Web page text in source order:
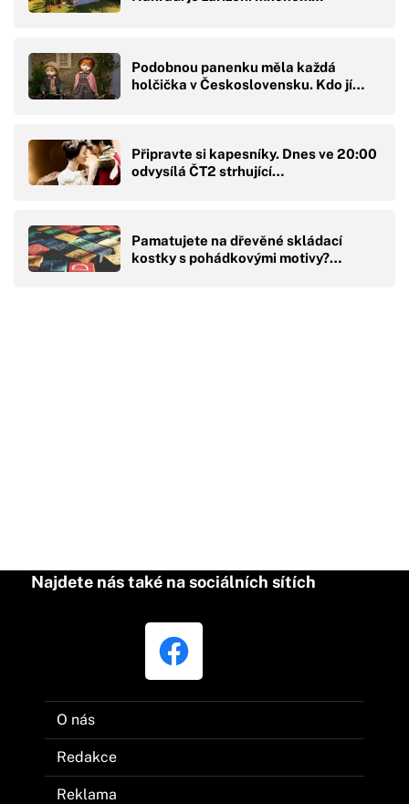
Podobnou panenku měla každá
holčička v Československu. Kdo jí…
Připravte si kapesníky. Dnes ve 20:00
odvysílá ČT2 strhující…
Pamatujete na dřevěné skládací
kostky s pohádkovými motivy?…
Najdete nás také na sociálních sítích
O nás
Redakce
Reklama